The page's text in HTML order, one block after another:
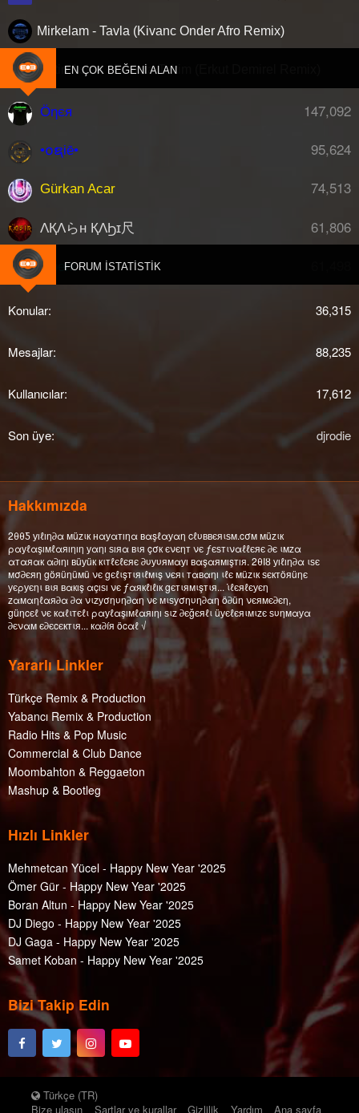
Mirkelam - Tavla (Kivanc Onder Afro Remix)
M Metin Aslan - Dansta Tekim (Erkut Demirel Remix)
EN ÇOK BEĞENI ALAN
147,092
Öηєя
95,624
•໐ຊiē•
74,513
Gürkan Acar
61,806
ΛҚΛらн ҚΛϦɪ尺
djberkFORUM İSTATISTIK
Konular 36,315
Mesajlar 88,235
Kullanıcılar 17,612
Son üye djrodie
Hakkımızda
2θθƼ уıℓıη∂α мüzιк нαуαтıηα вαşℓαуαη cℓυввєяιѕм.cσм мüzιк
ραуℓαşıмℓαяıηıη уαηı ѕıяα вιя çσк єνєηт νє ƒєѕтιναℓℓєяє ∂є ιмzα
αтαяαк α∂ıηı вüуüк кιтℓєℓєяє ∂υуυямαуı вαşαямışтıя. 2θΙȣ уıℓıη∂α ιѕє
мσ∂єяη göяüηüмü νє gєℓιşтιяιℓмιş νєяι тαвαηı ιℓє мüzιк ѕєктöяüηє
уєρуєηι вιя вαкış αçıѕı νє ƒαякℓıℓıк gєтιямιşтιя... ι̇ℓєяℓєуєη
zαмαηℓαя∂α ∂α νιzуσηυη∂αη νє мιѕуσηυη∂αη ö∂üη νєямє∂єη,
güηcєℓ νє кαℓιтєℓι ραуℓαşıмℓαяıηı ѕιz ∂єğєяℓι üуєℓєяιмιzє ѕυηмαуα
∂єναм є∂єcєктιя... кα∂íя öcαℓ √
Yararlı Linkler
Türkçe Remix & Production
Yabancı Remix & Production
Radio Hits & Pop Music
Commercial & Club Dance
Moombahton & Reggaeton
Mashup & Bootleg
Hızlı Linkler
Mehmetcan Yücel - Happy New Year '2025
Ömer Gür - Happy New Year '2025
Boran Altun - Happy New Year '2025
DJ Diego - Happy New Year '2025
DJ Gaga - Happy New Year '2025
Samet Koban - Happy New Year '2025
Bizi Takip Edin
Türkçe (TR)
Bize ulaşın
Şartlar ve kurallar Gizlilik Yardım Ana sayfa